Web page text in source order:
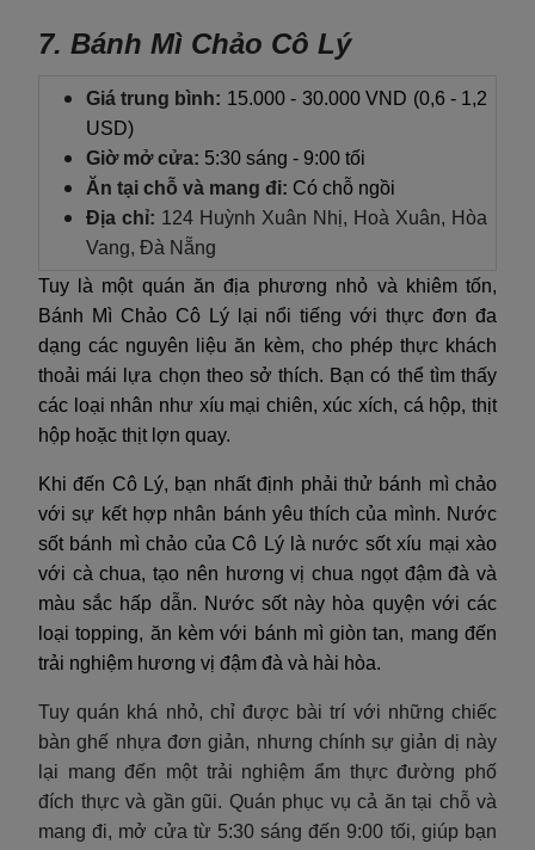
7. Bánh Mì Chảo Cô Lý
Giá trung bình: 15.000 - 30.000 VND (0,6 - 1,2
USD)
Giờ mở cửa: 5:30 sáng - 9:00 tối
Ăn tại chỗ và mang đi: Có chỗ ngồi
Địa chỉ: 124 Huỳnh Xuân Nhị, Hoà Xuân, Hòa
Vang, Đà Nẵng
Tuy là một quán ăn địa phương nhỏ và khiêm tốn,
Bánh Mì Chảo Cô Lý lại nổi tiếng với thực đơn đa
dạng các nguyên liệu ăn kèm, cho phép thực khách
thoải mái lựa chọn theo sở thích. Bạn có thể tìm thấy
các loại nhân như xíu mại chiên, xúc xích, cá hộp, thịt
hộp hoặc thịt lợn quay.
Khi đến Cô Lý, bạn nhất định phải thử bánh mì chảo
với sự kết hợp nhân bánh yêu thích của mình. Nước
sốt bánh mì chảo của Cô Lý là nước sốt xíu mại xào
với cà chua, tạo nên hương vị chua ngọt đậm đà và
màu sắc hấp dẫn. Nước sốt này hòa quyện với các
loại topping, ăn kèm với bánh mì giòn tan, mang đến
trải nghiệm hương vị đậm đà và hài hòa.
Tuy quán khá nhỏ, chỉ được bài trí với những chiếc
bàn ghế nhựa đơn giản, nhưng chính sự giản dị này
lại mang đến một trải nghiệm ẩm thực đường phố
đích thực và gần gũi. Quán phục vụ cả ăn tại chỗ và
mang đi, mở cửa từ 5:30 sáng đến 9:00 tối, giúp bạn